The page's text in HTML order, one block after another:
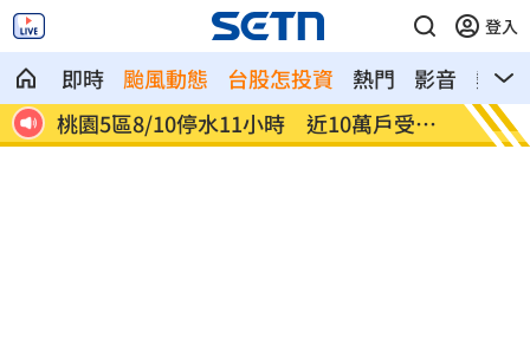
登入
即時 颱風動態 台股怎投資 熱門 影音
熱搜
影
「白海豚」最快明發海警 卓榮泰發聲了 李棟